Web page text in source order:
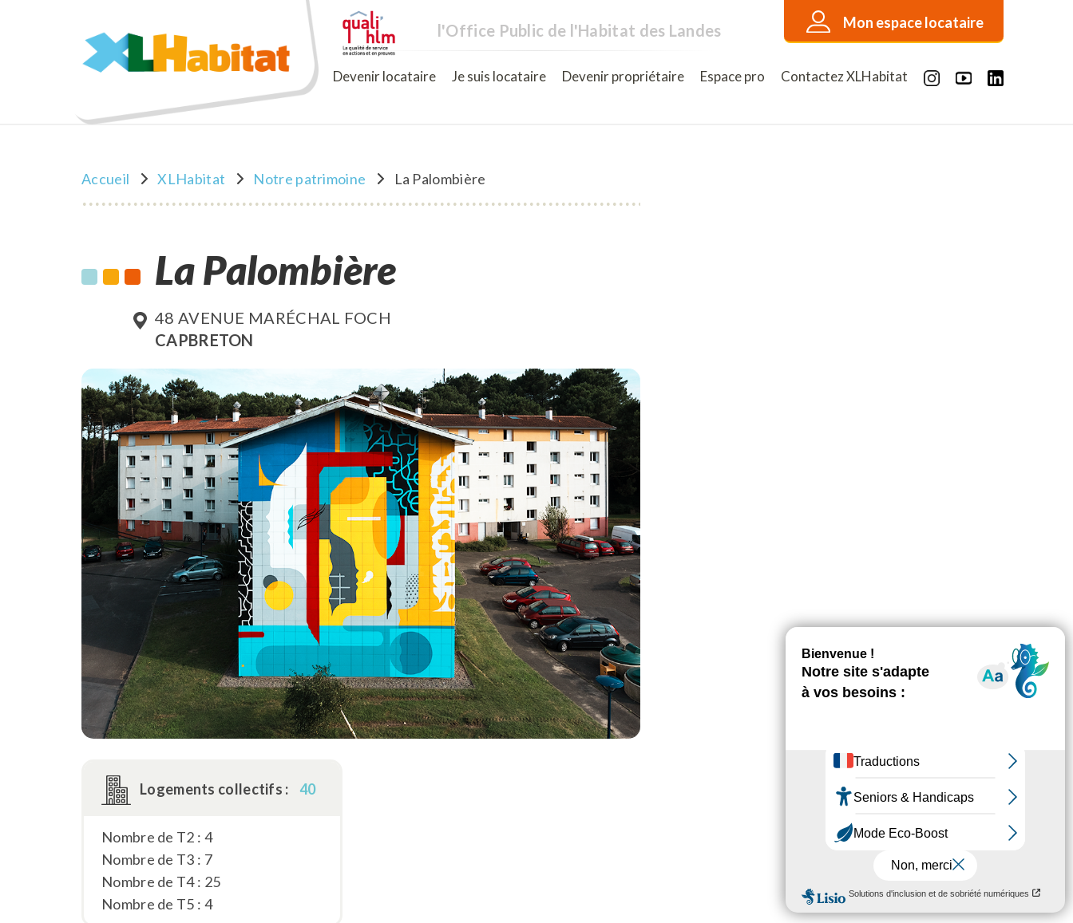
l'Office Public de l'Habitat des Landes Mon espace locataire
XLHabitat Devenir locataire Je suis locataire Devenir propriétaire Espace pro Contactez XLHabitat
Accueil XLHabitat Notre patrimoine La Palombière
La Palombière
48 AVENUE MARÉCHAL FOCH
CAPBRETON
Logements collectifs : 40
Nombre de T2 : 4
Nombre de T3 : 7
Nombre de T4 : 25
Nombre de T5 : 4